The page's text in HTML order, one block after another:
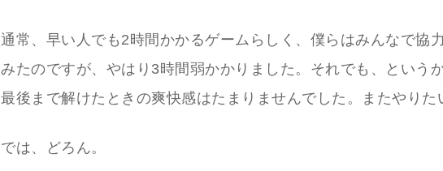
通常、早い人でも2時間かかるゲームらしく、僕らはみんなで協
みたのですが、やはり3時間弱かかりました。それでも、という
最後まで解けたときの爽快感はたまりませんでした。またやりた
では、どろん。